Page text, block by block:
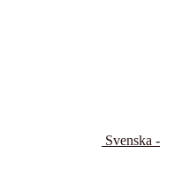
Svenska -